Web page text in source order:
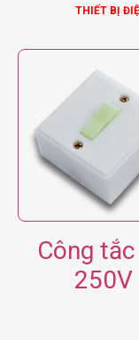
THIẾT BỊ
Công
250V